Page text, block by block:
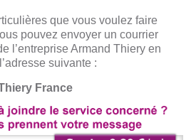
que vous voulez faire
pouvez envoyer un courrier
l’entreprise Armand Thiery en
suivante :
France